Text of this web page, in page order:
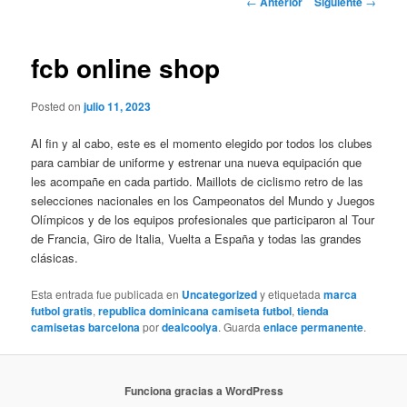
fcb online shop
Posted onjulio 11, 2023
Al fin y al cabo, este es el momento elegido por todos los clubes
para cambiar de uniforme y estrenar una nueva equipación que
les acompañe en cada partido. Maillots de ciclismo retro de las
selecciones nacionales en los Campeonatos del Mundo y Juegos
Olímpicos y de los equipos profesionales que participaron al Tour
de Francia, Giro de Italia, Vuelta a España y todas las grandes
clásicas.
Esta entrada fue publicada en Uncategorizedy etiquetadamarca
futbol gratis,republica dominicana camiseta futbol,tienda
camisetas barcelonapordealcoolya. Guardaenlace permanente.
Funciona gracias a WordPress